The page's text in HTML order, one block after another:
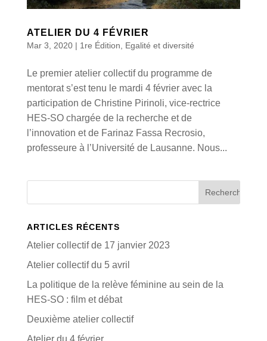
ATELIER DU 4 FÉVRIER
Mar 3, 2020| 1re Édition Egalité et diversité
Le premier atelier collectif du programme de
mentorat s’est tenu le mardi 4 février avec la
participation de Christine Pirinoli, vice-rectrice
HES-SO chargée de la recherche et de
l’innovation et de Farinaz Fassa Recrosio,
professeure à l’Université de Lausanne. Nous...
ARTICLES RÉCENTS
Atelier collectif de 17 janvier 2023
Atelier collectif du 5 avril
La politique de la relève féminine au sein de la
HES-SO : film et débat
Deuxième atelier collectif
Atelier du 4 février